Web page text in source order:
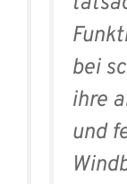
bei
ihre
und